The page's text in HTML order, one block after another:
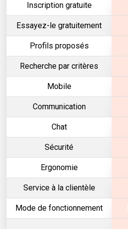
Inscription gratuite
Essayez-le gratuitement
Profils proposés
Recherche par critères
Mobile
Communication
Chat
Sécurité
Ergonomie
Service à la clientèle
Mode de fonctionnement